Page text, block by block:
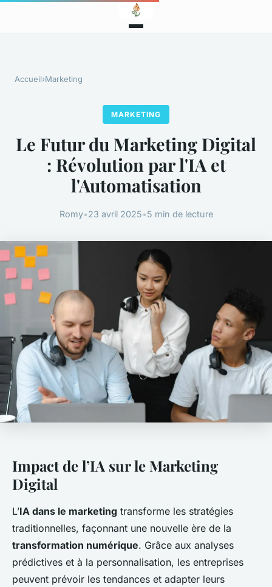
Accueil›Marketing
MARKETING
Le Futur du Marketing Digital
: Révolution par l'IA et
l'Automatisation
Romy•23 avril 2025•5 min de lecture
Impact de l’IA sur le Marketing
Digital
L’IA dans le marketing transforme les stratégies
traditionnelles, façonnant une nouvelle ère de la
transformation numérique. Grâce aux analyses
prédictives et à la personnalisation, les entreprises
peuvent prévoir les tendances et adapter leurs